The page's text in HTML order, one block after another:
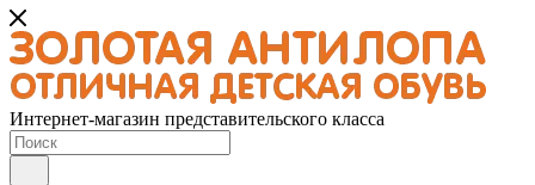
Интернет-магазин представительского класса